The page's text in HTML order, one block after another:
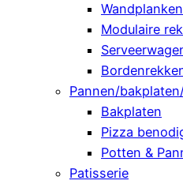
Modulaire
Pannen/
Bakplaten
Pizza
Potten &
Patisserie